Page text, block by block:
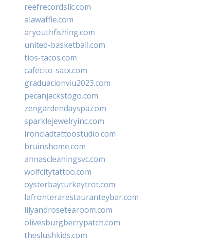
reefrecordsllc.com
alawaffle.com
aryouthfishing.com
united-basketball.com
tios-tacos.com
cafecito-satx.com
graduacionviu2023.com
pecanjackstogo.com
zengardendayspa.com
sparklejewelryinc.com
ironcladtattoostudio.com
bruinshome.com
annascleaningsvc.com
wolfcitytattoo.com
oysterbayturkeytrot.com
lafronterarestauranteybar.com
lilyandrosetearoom.com
olivesburgberrypatch.com
theslushkids.com